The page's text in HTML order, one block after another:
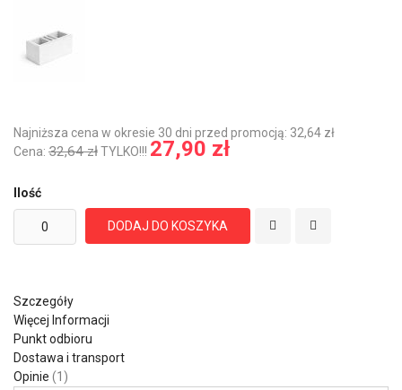
Najniższa cena w okresie 30 dni przed promocją: 32,64 zł
Cena: 32,64 złTYLKO!!! 27,90 zł
Ilość
DODAJ DO KOSZYKA
Szczegóły
Więcej Informacji
Punkt odbioru
Dostawa i transport
Opinie
1